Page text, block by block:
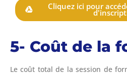
Cliquez ici pour
5- Coût de la
Le coût total de la session de